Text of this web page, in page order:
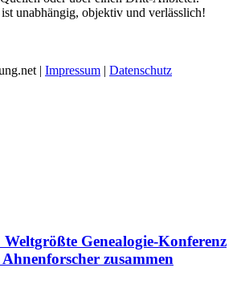
unabhängig, objektiv und verlässlich!
| Impressum | Datenschutz
Weltgrößte Genealogie-Konferenz
zusammen